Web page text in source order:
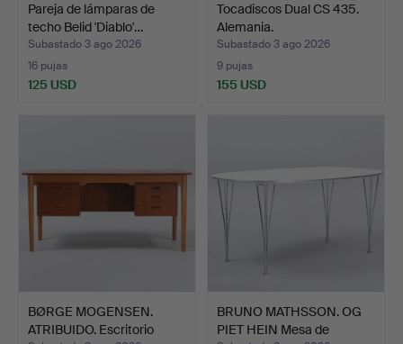
Pareja de lámparas de
techo Belid 'Diablo'…
Subastado 3 ago 2026
16 pujas
125 USD
Tocadiscos Dual CS 435.
Alemania.
Subastado 3 ago 2026
9 pujas
155 USD
BØRGE MOGENSEN.
ATRIBUIDO. Escritorio
BRUNO MATHSSON. OG
PIET HEIN Mesa de